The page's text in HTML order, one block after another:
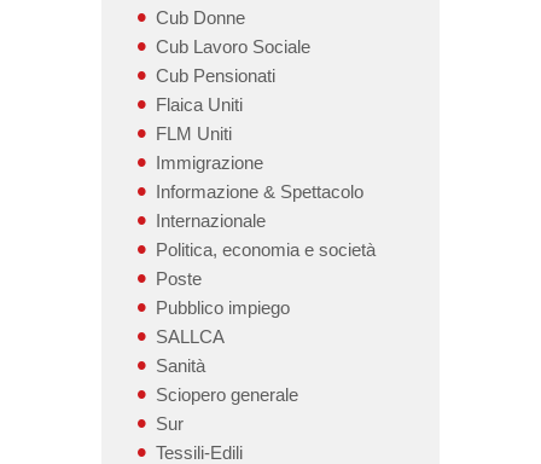
Cub Donne
Cub Lavoro Sociale
Cub Pensionati
Flaica Uniti
FLM Uniti
Immigrazione
Informazione & Spettacolo
Internazionale
Politica, economia e società
Poste
Pubblico impiego
SALLCA
Sanità
Sciopero generale
Sur
Tessili-Edili